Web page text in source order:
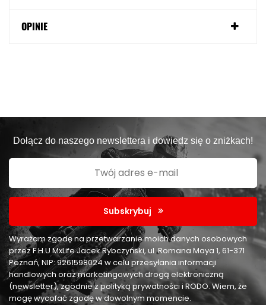
OPINIE
Dołącz do naszego newslettera i dowiedz się o zniżkach!
Subskrybuj
Wyrażam zgodę na przetwarzanie moich danych osobowych
przez F.H.U MxLife Jacek Rybczyński, ul. Romana Maya 1, 61-371
Poznań, NIP: 9261598024 w celu przesyłania informacji
handlowych oraz marketingowych drogą elektroniczną
(newsletter), zgodnie z polityką prywatności i RODO. Wiem, że
mogę wycofać zgodę w dowolnym momencie.